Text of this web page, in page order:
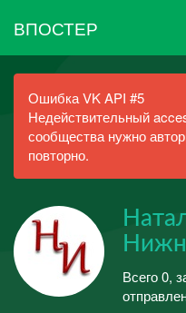
ВПОСТЕР
Ошибка VK API #5
Недействительный
сообщества нужно
повторно.
Всего 0,